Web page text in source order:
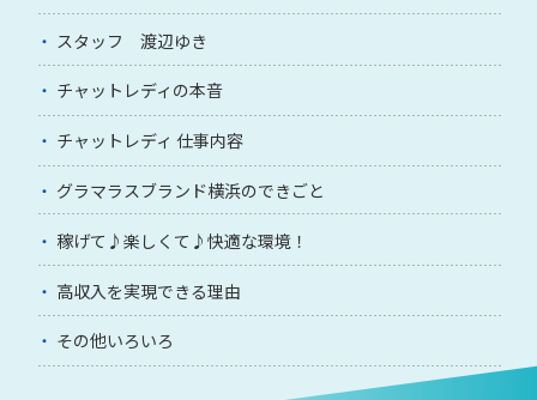
スタッフ 渡辺ゆき
チャットレディの本音
チャットレディ 仕事内容
グラマラスブランド横浜のできごと
稼げて♪楽しくて♪快適な環境！
高収入を実現できる理由
その他いろいろ